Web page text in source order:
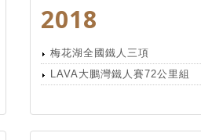
2018
梅花湖全國鐵人三項
LAVA大鵬灣鐵人賽72公里組